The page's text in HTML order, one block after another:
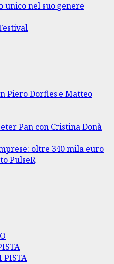
unico nel suo genere
Piero Dorfles e Matteo
Pan con Cristina Donà
oltre 340 mila euro
PulseR
PISTA